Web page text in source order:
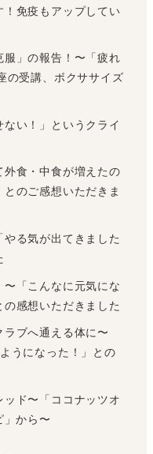
免疫もアップしてい
」の報告！〜「疲れ
の受講、ボクササイズ
い！」というクライ
食・中食が増えたの
のご感想いただきま
る気が出てきました
「こんなに元気にな
感想いただきました
ブへ通える体に〜
うになった！」との
ド〜「ココナッツオ
から〜